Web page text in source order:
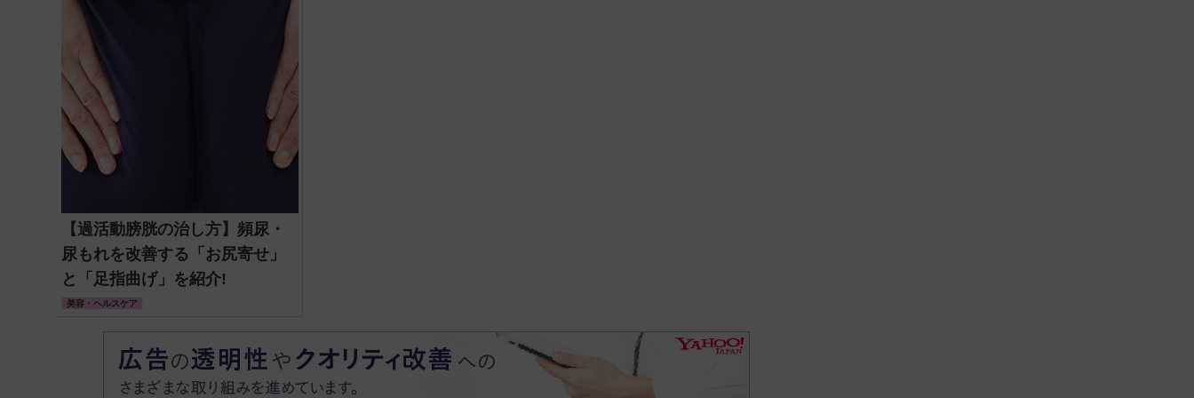
【過活動膀胱の治し方】頻尿・
尿もれを改善する「お尻寄せ」
と「足指曲げ」を紹介!
美容・ヘルスケア